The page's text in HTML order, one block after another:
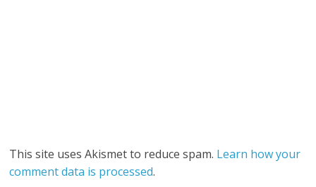
This site uses Akismet to reduce spam. Learn how your
comment data is processed.